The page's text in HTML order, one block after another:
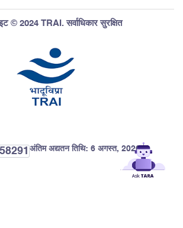
© 2024 TRAI. सर्वाधिकार सुरक्षित
अंतिम अद्यतन तिथि: 6 अगस्त, 2026